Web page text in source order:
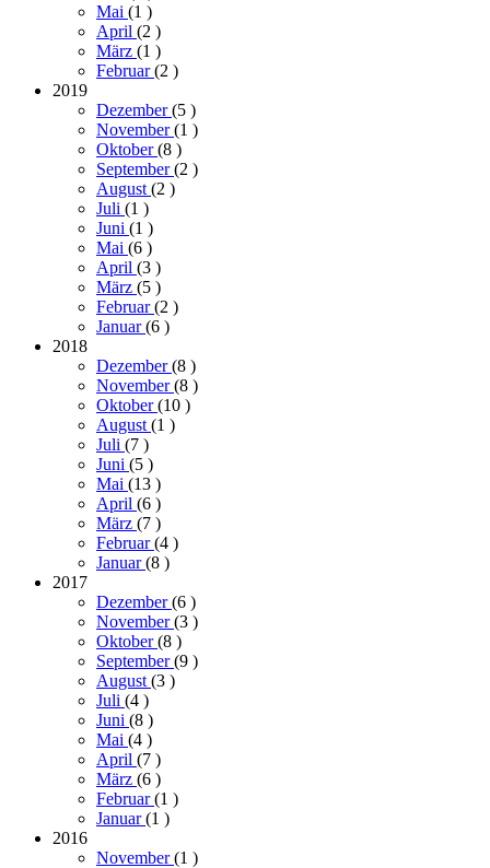
Mai (1 )
April (2 )
März (1 )
Februar(2 )
2019
Dezember(5 )
November(1 )
Oktober(8 )
September(2 )
August (2 )
Juli (1 )
Juni (1 )
Mai (6 )
April (3 )
März (5 )
Februar(2 )
Januar(6 )
2018
Dezember(8 )
November(8 )
Oktober(10 )
August (1 )
Juli (7 )
Juni (5 )
Mai (13 )
April (6 )
März (7 )
Februar(4 )
Januar(8 )
2017
Dezember(6 )
November(3 )
Oktober(8 )
September(9 )
August (3 )
Juli (4 )
Juni (8 )
Mai (4 )
April (7 )
März (6 )
Februar(1 )
Januar(1 )
2016
November(1 )